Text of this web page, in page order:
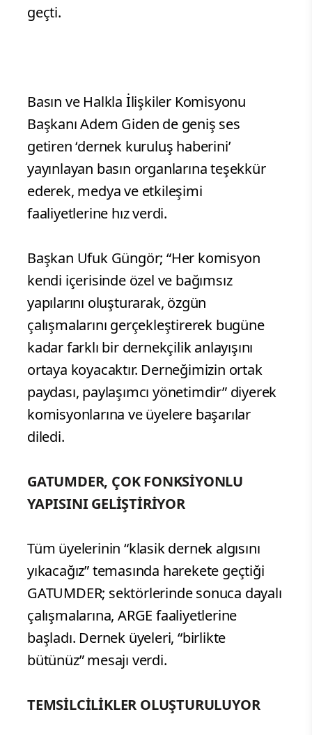
geçti.
Basın ve Halkla İlişkiler Komisyonu
Başkanı Adem Giden de geniş ses
getiren ‘dernek kuruluş haberini’
yayınlayan basın organlarına teşekkür
ederek, medya ve etkileşimi
faaliyetlerine hız verdi.
Başkan Ufuk Güngör; “Her komisyon
kendi içerisinde özel ve bağımsız
yapılarını oluşturarak, özgün
çalışmalarını gerçekleştirerek bugüne
kadar farklı bir dernekçilik anlayışını
ortaya koyacaktır. Derneğimizin ortak
paydası, paylaşımcı yönetimdir” diyerek
komisyonlarına ve üyelere başarılar
diledi.
GATUMDER, ÇOK FONKSİYONLU
YAPISINI GELİŞTİRİYOR
Tüm üyelerinin “klasik dernek algısını
yıkacağız” temasında harekete geçtiği
GATUMDER; sektörlerinde sonuca dayalı
çalışmalarına, ARGE faaliyetlerine
başladı. Dernek üyeleri, “birlikte
bütünüz” mesajı verdi.
TEMSİLCİLİKLER OLUŞTURULUYOR